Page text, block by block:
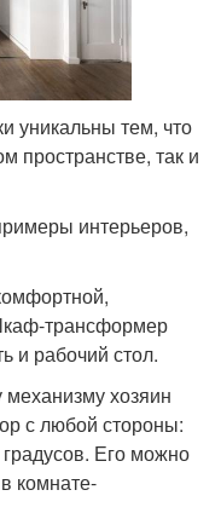
уникальны тем, что
пространстве, так и
интерьеров,
трансформер
и рабочий стол.
хозяин
с любой стороны:
Его можно
комнате-